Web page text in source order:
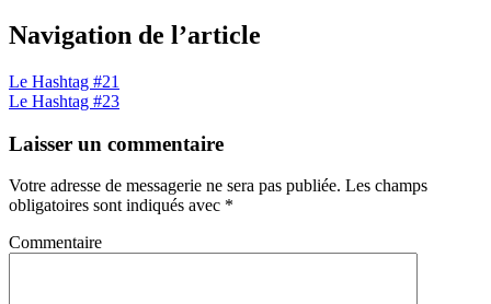
Navigation de l’article
Le Hashtag #21
Le Hashtag #23
Laisser un commentaire
Votre adresse de messagerie ne sera pas publiée. Les champs
obligatoires sont indiqués avec *
Commentaire